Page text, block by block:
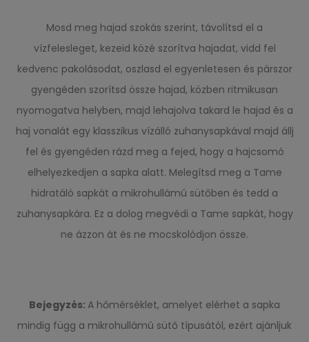
Mosd meg hajad szokás szerint, távolítsd el a
vízfelesleget, kezeid közé szorítva hajadat, vidd fel
kedvenc pakolásodat, oszlasd el egyenletesen és párszor
gyengéden szorítsd össze hajad, közben ritmikusan
nyomogatva helyben, majd lehajolva takard le hajad és a
haj vonalát egy klasszikus vízálló zuhanysapkával majd állj
fel és gyengéden rázd meg a fejed, hogy a hajcsomó
elhelyezkedjen a sapka alatt. Melegítsd meg a Tame
hidratáló sapkát a mikrohullámú sütőben és tedd a
zuhanysapkára. Ez a dolog megvédi a Tame sapkát, hogy
ne ázzon át és ne mocskolódjon össze.
Bejegyzés: A hőmérséklet, amelyet elérhet a sapka
mindig függ a mikrohullámú sütő típusától, ezért ajánljuk